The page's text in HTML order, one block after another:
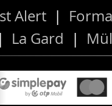
Alert |
La Gard |